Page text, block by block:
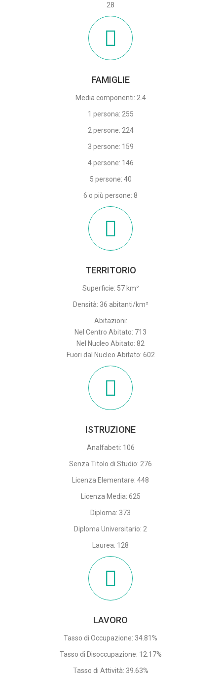
28
FAMIGLIE
Media componenti: 2.4
1 persona: 255
2 persone: 224
3 persone: 159
4 persone: 146
5 persone: 40
6 o più persone: 8
TERRITORIO
Superficie: 57 km²
Densità: 36 abitanti/km²
Abitazioni:
Nel Centro Abitato: 713
Nel Nucleo Abitato: 82
Fuori dal Nucleo Abitato: 602
ISTRUZIONE
Analfabeti: 106
Senza Titolo di Studio: 276
Licenza Elementare: 448
Licenza Media: 625
Diploma: 373
Diploma Universitario: 2
Laurea: 128
LAVORO
Tasso di Occupazione: 34.81%
Tasso di Disoccupazione: 12.17%
Tasso di Attività: 39.63%